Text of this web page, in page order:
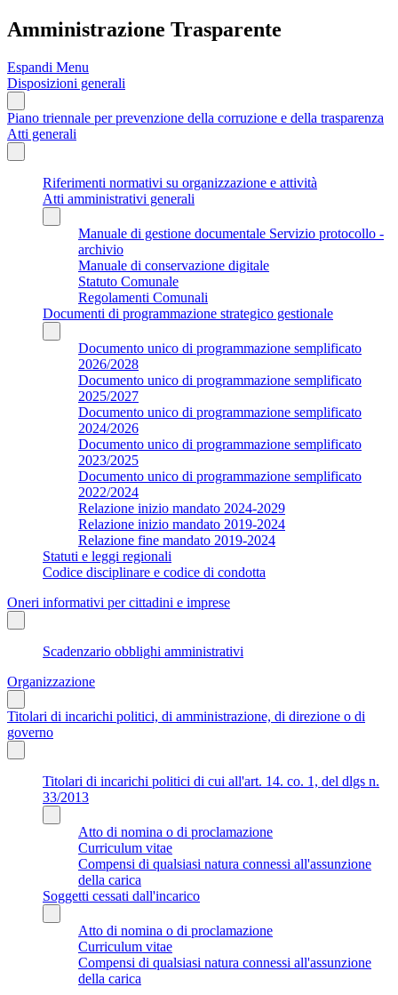
Amministrazione Trasparente
Espandi Menu
Disposizioni generali
Piano triennale per prevenzione della corruzione e della trasparenza
Atti generali
Riferimenti normativi su organizzazione e attività
Atti amministrativi generali
Manuale di gestione documentale Servizio protocollo -
archivio
Manuale di conservazione digitale
Statuto Comunale
Regolamenti Comunali
Documenti di programmazione strategico gestionale
Documento unico di programmazione semplificato
2026/2028
Documento unico di programmazione semplificato
2025/2027
Documento unico di programmazione semplificato
2024/2026
Documento unico di programmazione semplificato
2023/2025
Documento unico di programmazione semplificato
2022/2024
Relazione inizio mandato 2024-2029
Relazione inizio mandato 2019-2024
Relazione fine mandato 2019-2024
Statuti e leggi regionali
Codice disciplinare e codice di condotta
Oneri informativi per cittadini e imprese
Scadenzario obblighi amministrativi
Organizzazione
Titolari di incarichi politici, di amministrazione, di direzione o di
governo
Titolari di incarichi politici di cui all'art. 14. co. 1, del dlgs n.
33/2013
Atto di nomina o di proclamazione
Curriculum vitae
Compensi di qualsiasi natura connessi all'assunzione
della carica
Soggetti cessati dall'incarico
Atto di nomina o di proclamazione
Curriculum vitae
Compensi di qualsiasi natura connessi all'assunzione
della carica